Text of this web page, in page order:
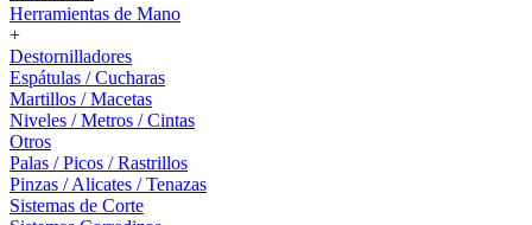
Herramientas de Mano
+
Destornilladores
Espátulas / Cucharas
Martillos / Macetas
Niveles / Metros / Cintas
Otros
Palas / Picos / Rastrillos
Pinzas / Alicates / Tenazas
Sistemas de Corte